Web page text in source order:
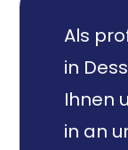
Als
in
Ihnen
in an